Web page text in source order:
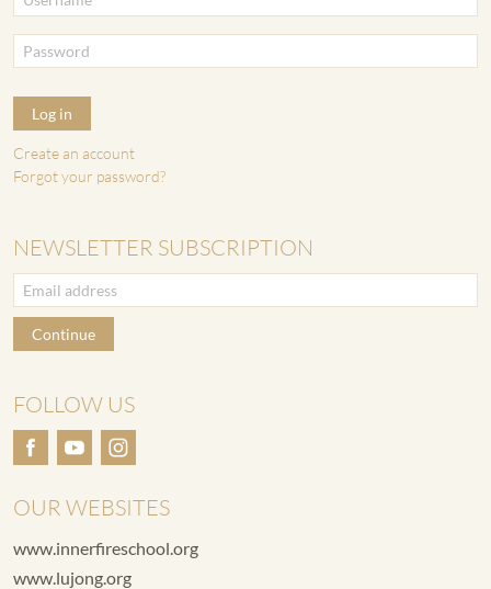
Log in
Create an account
Forgot your password?
NEWSLETTER SUBSCRIPTION
Continue
FOLLOW US
OUR WEBSITES
www.innerfireschool.org
www.lujong.org